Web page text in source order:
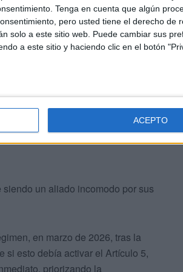
Tenga en cuenta que algún
pero usted tiene el derecho de
solo a este sitio web. Puede cambiar sus
a este sitio y haciendo clic en el botón
ACEPTO
logístico y de inteligencia por
formal de la OTAN. no
un aliado incomodo por sus
en marzo de 2026, tras la
si esto debía activar el Artículo 5,
priorizando la